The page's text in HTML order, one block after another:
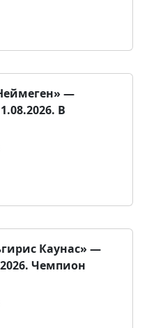
―
В
Каунас» ―
Чемпион